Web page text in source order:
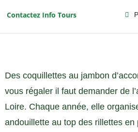
Contactez Info Tours
Des coquillettes au jambon
vous régaler il faut demander de
Loire. Chaque année, elle
andouillette au top des rillettes